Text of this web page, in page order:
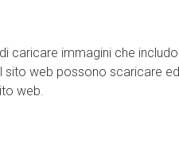
caricare immagini che
sito web possono scaricare
web.